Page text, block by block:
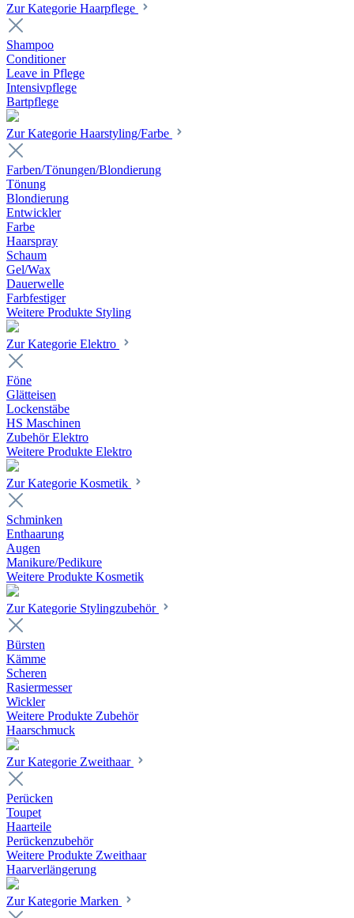
Zur Kategorie Haarpflege
Shampoo
Conditioner
Leave in Pflege
Intensivpflege
Bartpflege
Zur Kategorie Haarstyling/Farbe
Farben/Tönungen/Blondierung
Tönung
Blondierung
Entwickler
Farbe
Haarspray
Schaum
Gel/Wax
Dauerwelle
Farbfestiger
Weitere Produkte Styling
Zur Kategorie Elektro
Föne
Glätteisen
Lockenstäbe
HS Maschinen
Zubehör Elektro
Weitere Produkte Elektro
Zur Kategorie Kosmetik
Schminken
Enthaarung
Augen
Manikure/Pedikure
Weitere Produkte Kosmetik
Zur Kategorie Stylingzubehör
Bürsten
Kämme
Scheren
Rasiermesser
Wickler
Weitere Produkte Zubehör
Haarschmuck
Zur Kategorie Zweithaar
Perücken
Toupet
Haarteile
Perückenzubehör
Weitere Produkte Zweithaar
Haarverlängerung
Zur Kategorie Marken